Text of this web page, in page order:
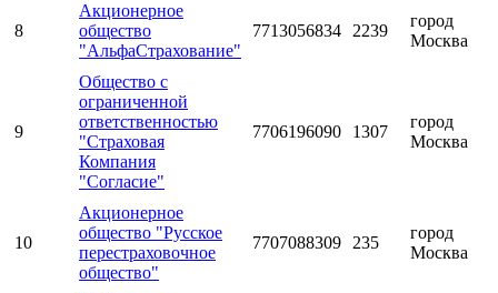
8
Акционерное
общество
"АльфаСтрахование"
7713056834 2239
город
Москва
9
Общество с
ограниченной
ответственностью
"Страховая
Компания
"Согласие"
7706196090 1307
город
Москва
10
Акционерное
общество "Русское
перестраховочное
общество"
7707088309 235
город
Москва